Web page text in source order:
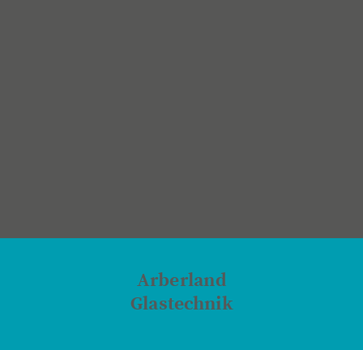
Arberland
Glastechnik